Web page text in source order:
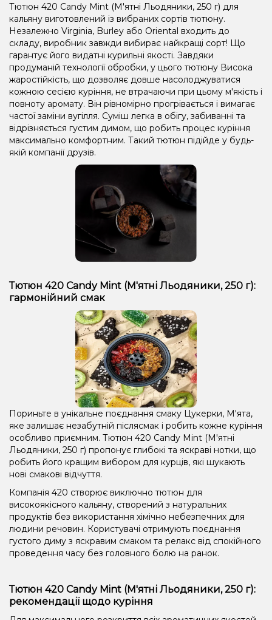
Тютюн 420 Candy Mint (М'ятні Льодяники, 250 г) для
кальяну виготовлений із вибраних сортів тютюну.
Незалежно Virginia, Burley або Oriental входить до
складу, виробник завжди вибирає найкращі сорт! Що
гарантує його видатні курильні якості. Завдяки
продуманій технології обробки, у цього тютюну Висока
жаростійкість, що дозволяє довше насолоджуватися
кожною сесією куріння, не втрачаючи при цьому м'якість і
повноту аромату. Він рівномірно прогрівається і вимагає
частої заміни вугілля. Суміш легка в обігу, забиванні та
відрізняється густим димом, що робить процес куріння
максимально комфортним. Такий тютюн підійде у будь-
якій компанії друзів.
Тютюн 420 Candy Mint (М'ятні Льодяники, 250 г):
гармонійний смак
Пориньте в унікальне поєднання смаку Цукерки, М'ята,
яке залишає незабутній післясмак і робить кожне куріння
особливо приємним. Тютюн 420 Candy Mint (М'ятні
Льодяники, 250 г) пропонує глибокі та яскраві нотки, що
робить його кращим вибором для курців, які шукають
нові смакові відчуття.
Компанія 420 створює виключно тютюн для
високоякісного кальяну, створений з натуральних
продуктів без використання хімічно небезпечних для
людини речовин. Користувачі отримують поєднання
густого диму з яскравим смаком та релакс від спокійного
проведення часу без головного болю на ранок.
Тютюн 420 Candy Mint (М'ятні Льодяники, 250 г):
рекомендації щодо куріння